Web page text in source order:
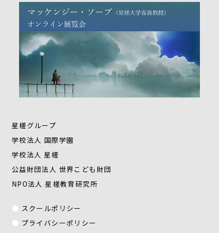
星槎グループ
学校法人 国際学園
学校法人 星槎
公益財団法人 世界こども財団
NPO法人 星槎教育研究所
スクールポリシー
プライバシーポリシー